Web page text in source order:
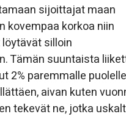
sijoittajat maan
kovempaa korkoa niin
silloin
Tämän suuntaista
2% paremmalle
aivan kuten
tekevät ne, jotka